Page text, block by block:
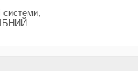
системи,